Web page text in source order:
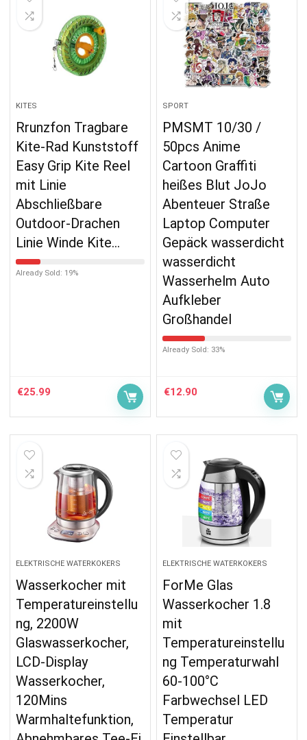
KITES
Rrunzfon Tragbare
Kite-Rad Kunststoff
Easy Grip Kite Reel
mit Linie
Abschließbare
Outdoor-Drachen
Linie Winde Kite…
Already Sold: 19%
€25.99
SPORT
PMSMT 10/30 /
50pcs Anime
Cartoon Graffiti
heißes Blut JoJo
Abenteuer Straße
Laptop Computer
Gepäck wasserdicht
wasserdicht
Wasserhelm Auto
Aufkleber
Großhandel
Already Sold: 33%
€12.90
ELEKTRISCHE WATERKOKERS
Wasserkocher mit
Temperatureinstellu
ng, 2200W
Glaswasserkocher,
LCD-Display
Wasserkocher,
120Mins
Warmhaltefunktion,
ELEKTRISCHE WATERKOKERS
ForMe Glas
Wasserkocher 1.8
mit
Temperatureinstellu
ng Temperaturwahl
60-100°C
Farbwechsel LED
Temperatur